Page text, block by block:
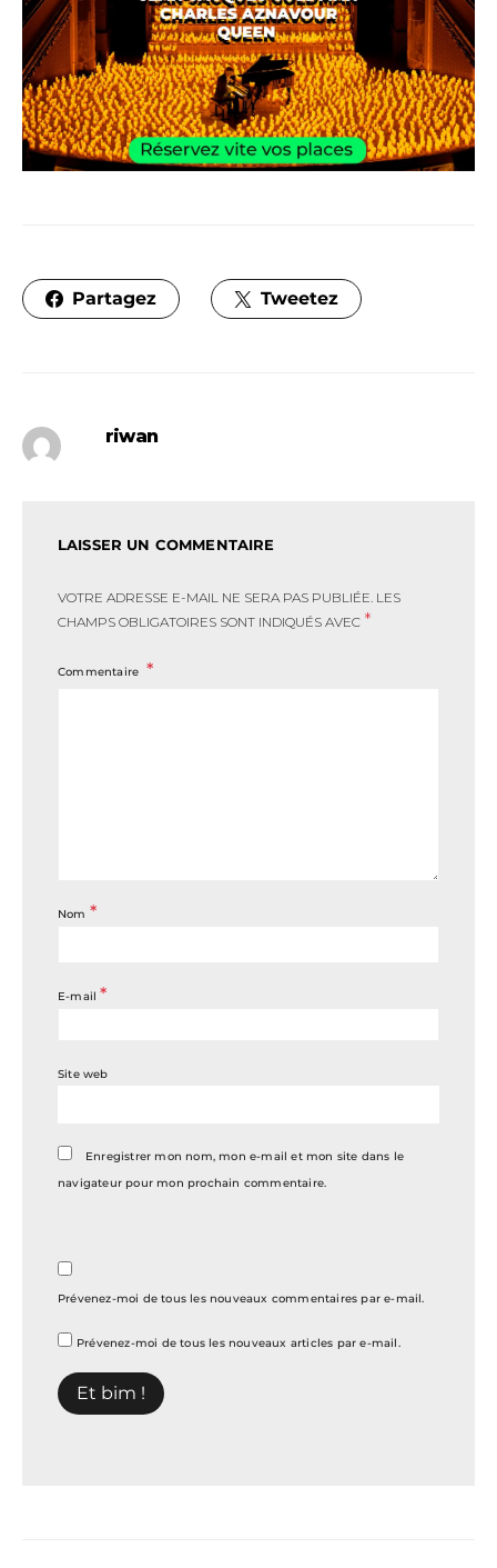
Partagez Tweetez
riwan
LAISSER UN COMMENTAIRE
VOTRE ADRESSE E-MAIL NE SERA PAS PUBLIÉE. LES
CHAMPS OBLIGATOIRES SONT INDIQUÉS AVEC *
Commentaire
Nom *
E-mail*
Site web
Enregistrer mon nom, mon e-mail et mon site dans le
navigateur pour mon prochain commentaire.
Prévenez-moi de tous les nouveaux commentaires par e-mail.
Prévenez-moi de tous les nouveaux articles par e-mail.